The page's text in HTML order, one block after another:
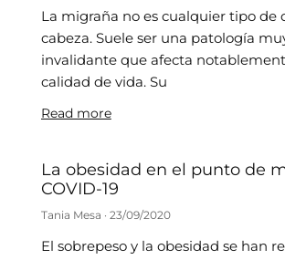
La migraña no es cualquier tipo de
cabeza. Suele ser una patología
invalidante que afecta
calidad de vida. Su
Read more
La obesidad en el punto de
COVID-19
Tania Mesa 23/09/2020
El sobrepeso y la obesidad se han